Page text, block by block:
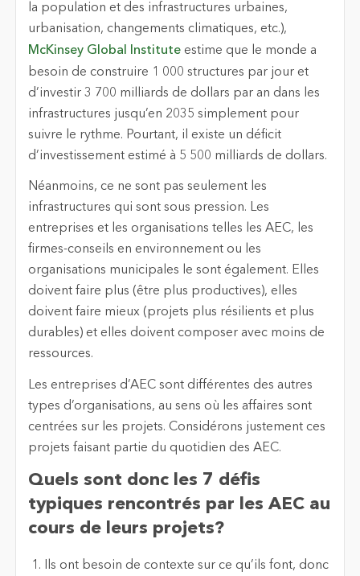
la population et des infrastructures urbaines,
urbanisation, changements climatiques, etc.),
McKinsey Global Instituteestime que le monde a
besoin de construire 1 000 structures par jour et
d’investir 3 700 milliards de dollars par an dans les
infrastructures jusqu’en 2035 simplement pour
suivre le rythme. Pourtant, il existe un déficit
d’investissement estimé à 5 500 milliards de dollars.
Néanmoins, ce ne sont pas seulement les
infrastructures qui sont sous pression. Les
entreprises et les organisations telles les AEC, les
firmes-conseils en environnement ou les
organisations municipales le sont également. Elles
doivent faire plus (être plus productives), elles
doivent faire mieux (projets plus résilients et plus
durables) et elles doivent composer avec moins de
ressources.
Les entreprises d’AEC sont différentes des autres
types d’organisations, au sens où les affaires sont
centrées sur les projets. Considérons justement ces
projets faisant partie du quotidien des AEC.
Quels sont donc les 7 défis
typiques rencontrés par les AEC au
cours de leurs projets?
Ils ont besoin de contexte sur ce qu’ils font, donc